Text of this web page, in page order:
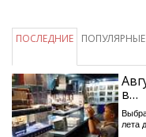
ПОСЛЕДНИЕ ПОПУЛЯРНЫЕ
в…
лета